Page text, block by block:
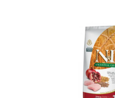
KRÁLÍCI/HLODAVCI/PTÁCI